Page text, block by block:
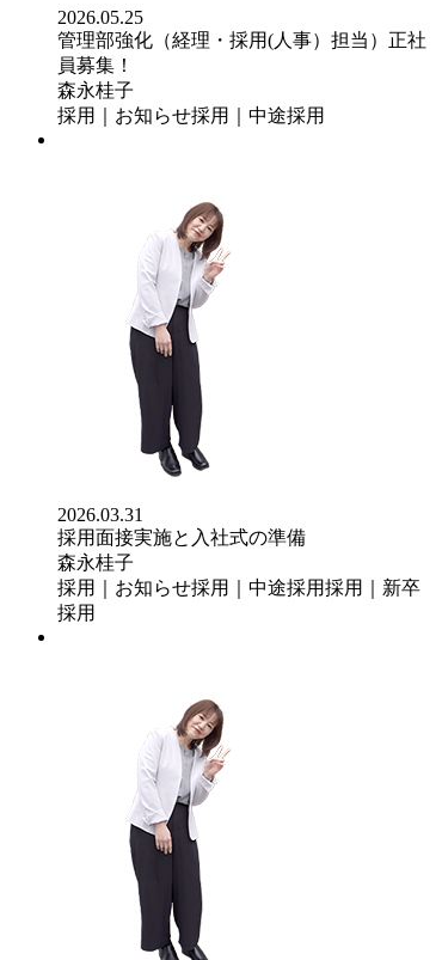
2026.05.25
管理部強化（経理・採用(人事）担当）正社
員募集！
森永桂子
採用｜お知らせ採用｜中途採用
2026.03.31
採用面接実施と入社式の準備
森永桂子
採用｜お知らせ採用｜中途採用採用｜新卒
採用